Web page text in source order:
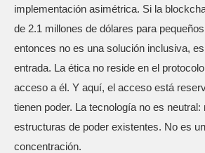
implementación asimétrica. Si la
de 2.1 millones de dólares para
entonces no es una solución inclusiva,
entrada. La ética no reside en el
acceso a él. Y aquí, el acceso está
tienen poder. La tecnología no es neutral:
estructuras de poder existentes. No es
concentración.